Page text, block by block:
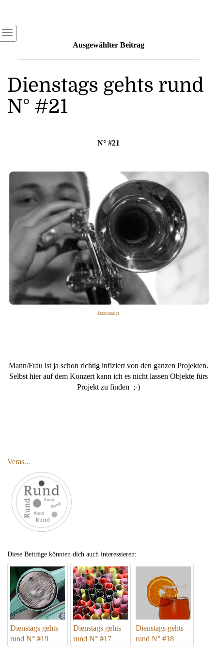
Ausgewählter Beitrag
Dienstags gehts rund
N° #21
N° #21
Jazzomatics
Mann/Frau ist ja schon richtig infiziert von den ganzen Projekten.
Selbst hier auf dem Konzert kann ich es nicht lassen Objekte fürs
Projekt zu finden ;-)
Veras...
Diese Beiträge könnten dich auch interessieren:
Dienstags gehts
rund N° #19
Dienstags gehts
rund N° #17
Dienstags gehts
rund N° #18